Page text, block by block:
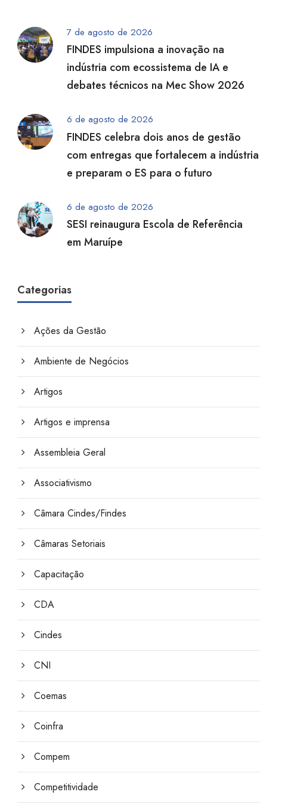
7 de agosto de 2026
FINDES impulsiona a inovação na
indústria com ecossistema de IA e
debates técnicos na Mec Show 2026
6 de agosto de 2026
FINDES celebra dois anos de gestão
com entregas que fortalecem a indústria
e preparam o ES para o futuro
6 de agosto de 2026
SESI reinaugura Escola de Referência
em Maruípe
Categorias
Ações da Gestão
Ambiente de Negócios
Artigos
Artigos e imprensa
Assembleia Geral
Associativismo
Câmara Cindes/Findes
Câmaras Setoriais
Capacitação
CDA
Cindes
CNI
Coemas
Coinfra
Compem
Competitividade